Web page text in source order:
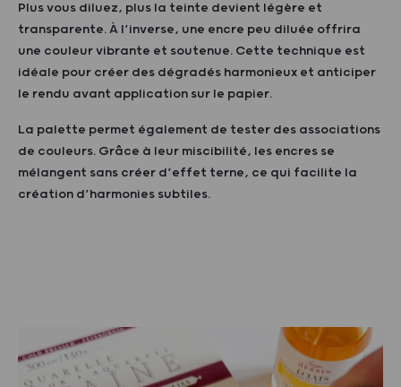
Plus vous diluez, plus la teinte devient légère et
transparente. À l’inverse, une encre peu diluée offrira
une couleur vibrante et soutenue. Cette technique est
idéale pour créer des dégradés harmonieux et anticiper
le rendu avant application sur le papier.
La palette permet également de tester des associations
de couleurs. Grâce à leur miscibilité, les encres se
mélangent sans créer d’effet terne, ce qui facilite la
création d’harmonies subtiles.